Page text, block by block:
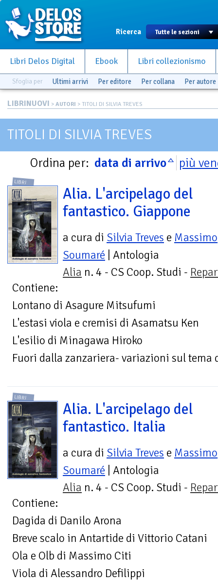
Ricerca
Libri Delos Digital Ebook Libri collezionismo
Sfoglia per Ultimi arrivi Per editore Per collana Per autore
LIBRINUOVI > AUTORI > TITOLI DI SILVIA TREVES
TITOLI DI SILVIA TREVES
Ordina per: data di arrivo più
LIBRI
Alia. L'arcipelago del
fantastico. Giappone
a cura di Silvia Treves e Massimo
Soumaré | Antologia
Alia n. 4 - CS Coop. Studi -
Contiene:
Lontano di Asagure Mitsufumi
L'estasi viola e cremisi di Asamatsu Ken
L'esilio di Minagawa Hiroko
Fuori dalla zanzariera- variazioni sul tema
LIBRI
Alia. L'arcipelago del
fantastico. Italia
a cura di Silvia Treves e Massimo
Soumaré | Antologia
Alia n. 4 - CS Coop. Studi -
Contiene:
Dagida di Danilo Arona
Breve scalo in Antartide di Vittorio Catani
Ola e Olb di Massimo Citi
Viola di Alessandro Defilippi